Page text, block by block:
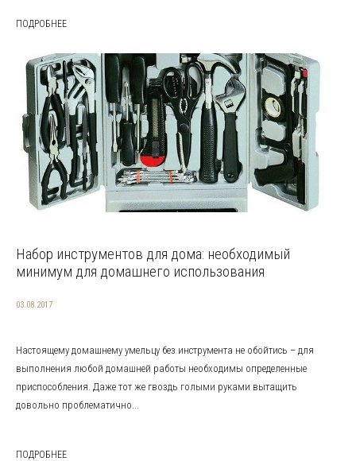
ПОДРОБНЕЕ
Набор инструментов для дома: необходимый
минимум для домашнего использования
03.08.2017
Настоящему домашнему умельцу без инструмента не обойтись – для
выполнения любой домашней работы необходимы определенные
приспособления. Даже тот же гвоздь голыми руками вытащить
довольно проблематично...
ПОДРОБНЕЕ